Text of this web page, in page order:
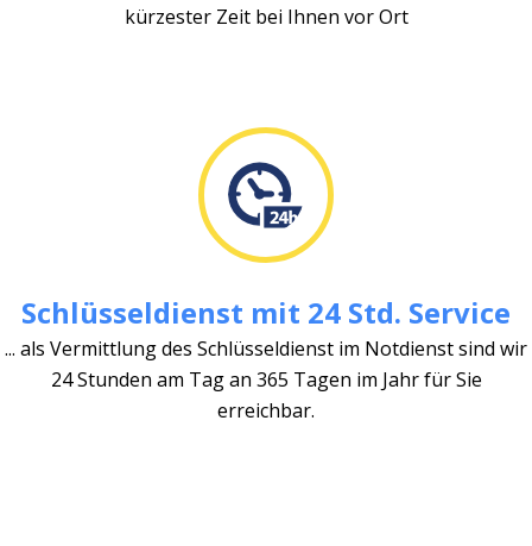
kürzester Zeit bei Ihnen vor Ort
Schlüsseldienst mit 24 Std. Service
... als Vermittlung des Schlüsseldienst im Notdienst sind wir
24 Stunden am Tag an 365 Tagen im Jahr für Sie
erreichbar.